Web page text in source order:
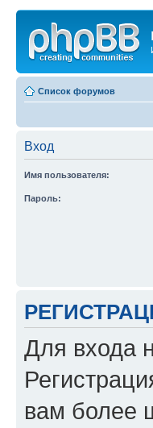
Список форумов
Вход
Имя пользователя:
Пароль:
Для входа
вам более